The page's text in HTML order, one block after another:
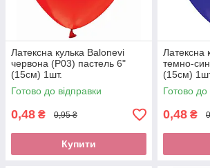
Латексна кулька Balonevi
червона (P03) пастель 6"
(15см) 1шт.
Готово до відправки
0,48 ₴ 0,95 ₴
Купити
Латексна
темно-
(15см)
Готово до
0,48 ₴